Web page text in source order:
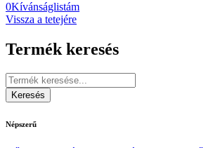
0Kívánságlistám
Vissza a tetejére
Termék keresés
Népszerű